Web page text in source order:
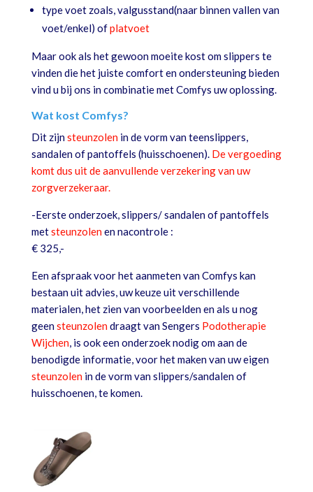
type voet zoals, valgusstand(naar binnen vallen van
voet/enkel) ofplatvoet
Maar ook als het gewoon moeite kost om slippers te
vinden die het juiste comfort en ondersteuning bieden
vind u bij ons in combinatie met Comfys uw oplossing.
Wat kost Comfys?
Dit zijnsteunzolenin de vorm van teenslippers,
sandalen of pantoffels (huisschoenen). De vergoeding
komt dus uit de aanvullende verzekering van uw
zorgverzekeraar.
-Eerste onderzoek, slippers/ sandalen of pantoffels
metsteunzolenen nacontrole :
€ 325,-
Een afspraak voor het aanmeten van Comfys kan
bestaan uit advies, uw keuze uit verschillende
materialen, het zien van voorbeelden en als u nog
geensteunzolendraagt van Sengers Podotherapie
Wijchen, is ook een onderzoek nodig om aan de
benodigde informatie, voor het maken van uw eigen
steunzolenin de vorm van slippers/sandalen of
huisschoenen, te komen.